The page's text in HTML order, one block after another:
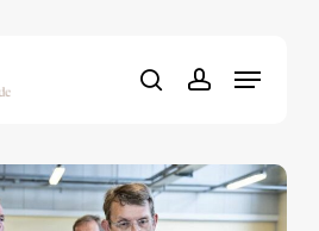
searchaccount
MenuClose